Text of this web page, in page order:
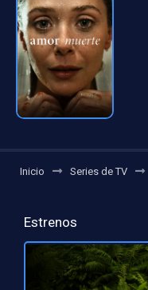
Inicio Series de TV
Estrenos